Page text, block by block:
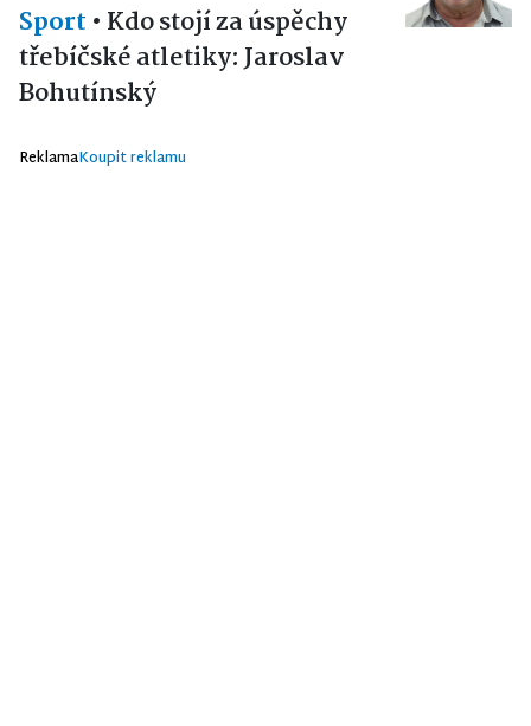
Sport • Kdo stojí za úspěchy
třebíčské atletiky: Jaroslav
Bohutínský
ReklamaKoupit reklamu